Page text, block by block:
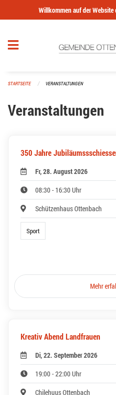
Navigation überspringen
Willkommen auf der Website
STARTSEITE VERANSTALTUNGEN
Veranstaltungen
350 Jahre
Fr, 28. August 2026
08:30 - 16:30 Uhr
Schützenhaus Ottenbach
Sport
Mehr
Kreativ Abend Landfrauen
Di, 22. September 2026
19:00 - 22:00 Uhr
Chilehuus Ottenbach